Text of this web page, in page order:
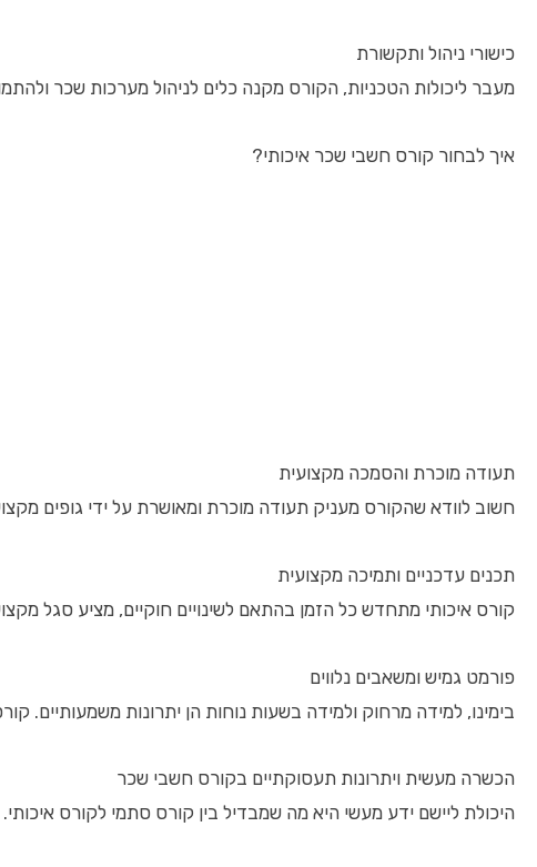
כישורי ניהול ותקשורת
מעבר ליכולות הטכניות, הקורס מקנה כלים לניהול מערכות שכר
איך לבחור קורס חשבי שכר איכותי?
תעודה מוכרת והסמכה מקצועית
חשוב לוודא שהקורס מעניק תעודה מוכרת ומאושרת על ידי גופים
תכנים עדכניים ותמיכה מקצועית
קורס איכותי מתחדש כל הזמן בהתאם לשינויים חוקיים, מציע סגל
פורמט גמיש ומשאבים נלווים
בימינו, למידה מרחוק ולמידה בשעות נוחות הן יתרונות משמעותיים.
הכשרה מעשית ויתרונות תעסוקתיים בקורס חשבי שכר
היכולת ליישם ידע מעשי היא מה שמבדיל בין קורס סתמי לקורס